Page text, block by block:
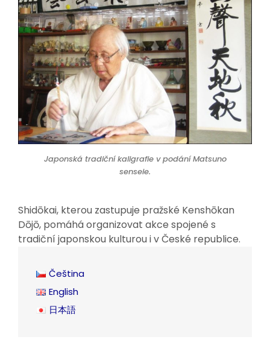
Japonská tradiční kaligrafie v podání Matsuno
senseie.
Shidōkai, kterou zastupuje pražské Kenshōkan
Dōjō, pomáhá organizovat akce spojené s
tradiční japonskou kulturou i v České republice.
Čeština
English
日本語